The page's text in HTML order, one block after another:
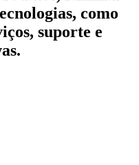
como
suporte e